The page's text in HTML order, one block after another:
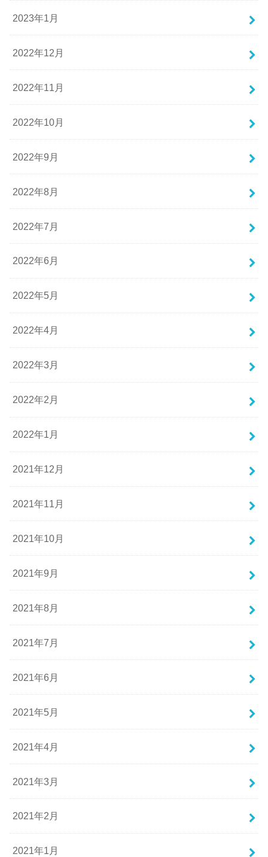
2023年1月
2022年12月
2022年11月
2022年10月
2022年9月
2022年8月
2022年7月
2022年6月
2022年5月
2022年4月
2022年3月
2022年2月
2022年1月
2021年12月
2021年11月
2021年10月
2021年9月
2021年8月
2021年7月
2021年6月
2021年5月
2021年4月
2021年3月
2021年2月
2021年1月